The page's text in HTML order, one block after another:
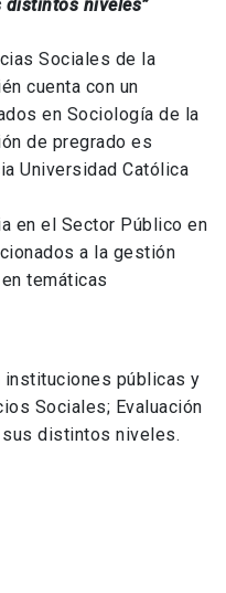
distintos niveles”
Sociales de la
cuenta con un
en Sociología de la
de pregrado es
Universidad Católica
en el Sector Público en
a la gestión
temáticas
públicas y
Sociales; Evaluación
distintos niveles.